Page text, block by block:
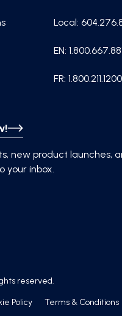
new product launches,
inbox.
Local:
EN:
FR: 1.800.211.1200
reserved.
Policy Terms & Conditions